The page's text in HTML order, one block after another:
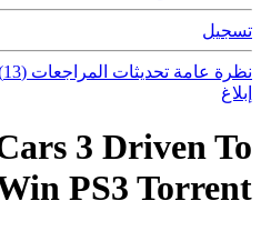
تسجيل
نظرة عامة تحديثات المراجعات (13)
إبلاغ
3 Driven To
PS3 Torrent